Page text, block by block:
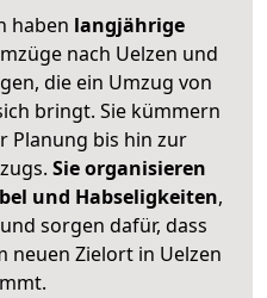
haben langjährige
nach Uelzen und
die ein Umzug von
bringt. Sie kümmern
Planung bis hin zur
Sie organisieren
und Habseligkeiten,
sorgen dafür, dass
neuen Zielort in Uelzen